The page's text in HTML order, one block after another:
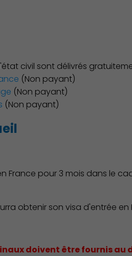
civil sont délivrés
(Non payant)
(Non payant)
(Non payant)
France pour 3 mois dans le
obtenir son visa d'entrée
doivent être fournis au